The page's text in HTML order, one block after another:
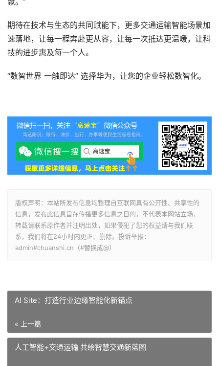
期待在技术与生态的共同赋能下，更多交通运输智能场景加
速落地，让每一程奔赴更从容，让每一次抵达更温暖，让科
技的进步惠及每一个人。
“数智世界 一触即达” 选择华为，让您的企业轻松数智化。
版权声明：本站所发布信息均整理自互联网具有公开性、共享性的
信息，发布此信息旨在传播更多信息之目的，不代表本网站立场，
转载请联系原作者并注明出处，如果侵犯了您的权益请与我们联
系，我们将在24小时内更正、删除。投诉举报：
admin#chuanshi.cn（#替换成@）
AI Site：打造行业边缘智能化新锚点
« 上一篇
人工智能+交通运输 共绘智慧交通新蓝图